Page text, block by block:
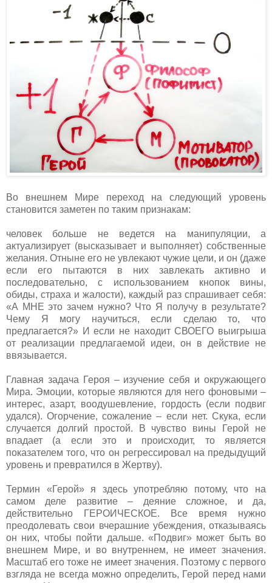
Во внешнем Мире переход на следующий уровень
становится заметен по таким признакам:
человек больше не ведется на манипуляции, а
актуализирует (высказывает и выполняет) собственные
желания. Отныне его не увлекают чужие цели, и он (даже
если его пытаются в них завлекать активно и
последовательно, с использованием кнопок вины,
обиды, страха и жалости), каждый раз спрашивает себя:
«А МНЕ это зачем нужно? Что Я получу в результате?
Чему Я могу научиться, если сделаю то, что
предлагается?» И если не находит СВОЕГО выигрыша
от реализации предлагаемой идеи, он в действие не
ввязывается.
Главная задача Героя – изучение себя и окружающего
Мира. Эмоции, которые являются для него фоновыми –
интерес, азарт, воодушевление, гордость (если подвиг
удался). Огорчение, сожаление – если нет. Скука, если
случается долгий простой. В чувство вины Герой не
впадает (а если это и происходит, то является
показателем того, что он регрессировал на предыдущий
уровень и превратился в Жертву).
Термин «Герой» я здесь употребляю потому, что на
самом деле развитие – деяние сложное, и да,
действительно ГЕРОИЧЕСКОЕ. Все время нужно
преодолевать свои вчерашние убеждения, отказываясь
он них, чтобы пойти дальше. «Подвиг» может быть во
внешнем Мире, и во внутреннем, не имеет значения.
Масштаб его тоже не имеет значения. Поэтому с первого
взгляда не всегда можно определить, Герой перед нами